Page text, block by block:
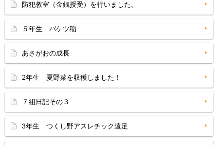
防犯教室（金銭授受）を行いました。
５年生 バケツ稲
あさがおの成長
2年生 夏野菜を収穫しました！
７組日記その３
3年生 つくし野アスレチック遠足